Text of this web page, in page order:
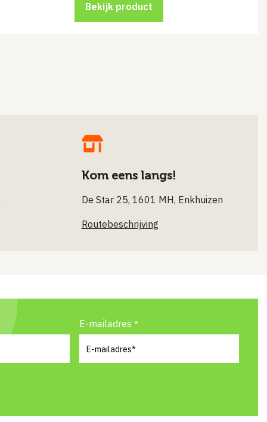
Bekijk product
Kom eens langs!
De Star 25, 1601 MH, Enkhuizen
Routebeschrijving
E-mailadres